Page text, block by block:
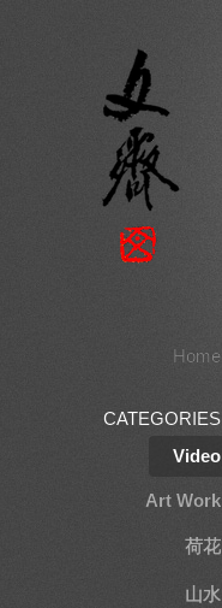
Home
CATEGORIES
Video
Art Work
荷花
山水